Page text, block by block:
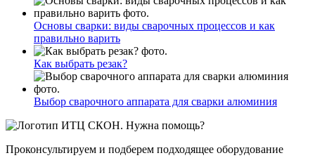
Основы сварки: виды сварочных процессов и как
правильно варить
Как выбрать резак?
Выбор сварочного аппарата для сварки алюминия
Нужна помощь?
Проконсультируем и подберем подходящее оборудование